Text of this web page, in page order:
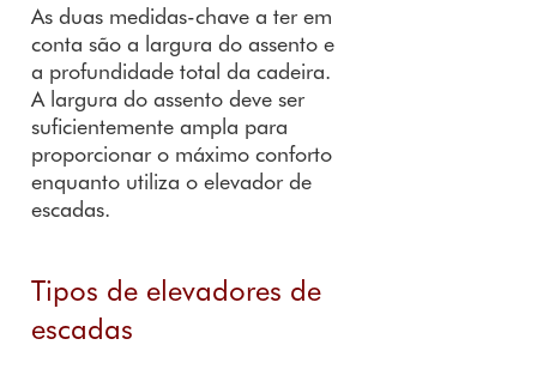
As duas medidas-chave a ter em
conta são a largura do assento e
a profundidade total da cadeira.
A largura do assento deve ser
suficientemente ampla para
proporcionar o máximo conforto
enquanto utiliza o elevador de
escadas.
Tipos de elevadores de
escadas